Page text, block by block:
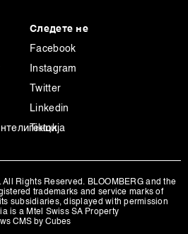
Следете не
Facebook
Instagram
Twitter
Linkedin
Tiktok
Rights Reserved. BLOOMBERG and the
trademarks and service marks of
subsidiaries, displayed with permission
is a Mtel Swiss SA Property
CMS by Cubes